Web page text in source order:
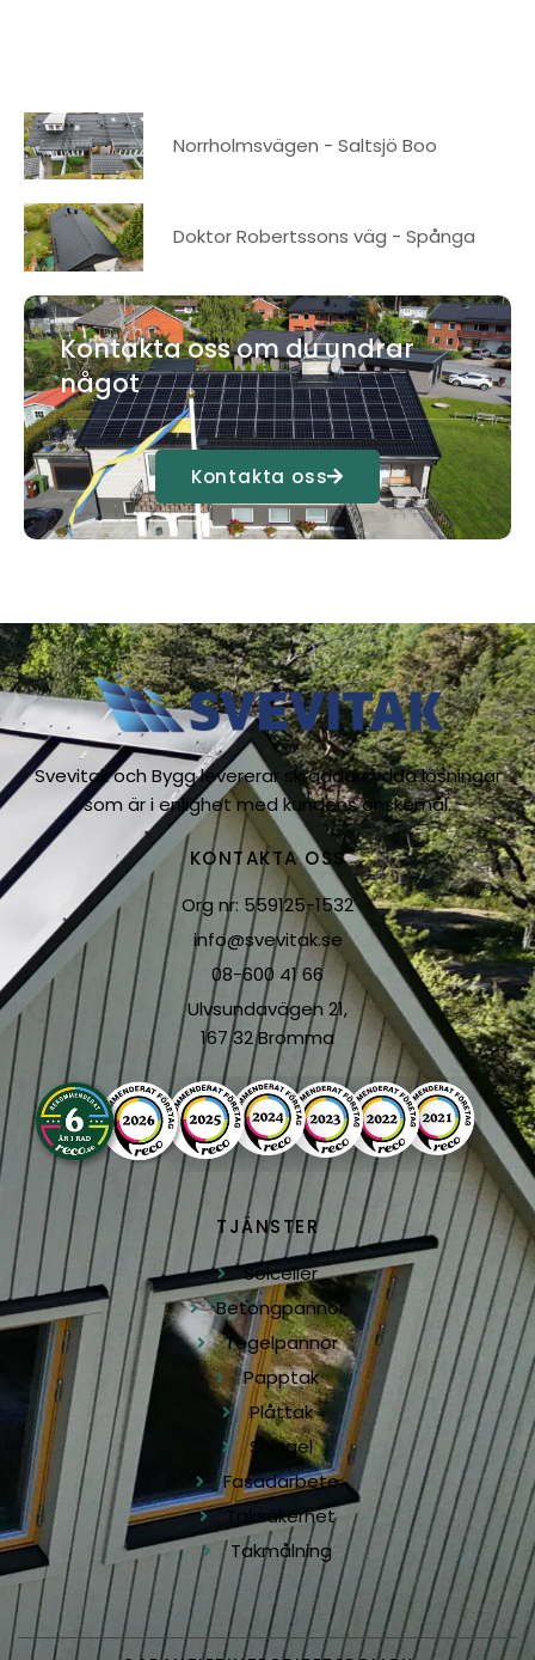
Norrholmsvägen - Saltsjö Boo
Doktor Robertssons väg - Spånga
Kontakta oss om du undrar
något
Kontakta oss
Svevitak och Bygg levererar skräddarsydda lösningar
som är i enlighet med kundens önskemål.
KONTAKTA OSS
Org nr: 559125-1532
info@svevitak.se
08-600 41 66
Ulvsundavägen 21,
167 32 Bromma
TJÄNSTER
Solceller
Betongpannor
Tegelpannor
Papptak
Plåttak
Shingel
Fasadarbete
Taksäkerhet
Takmålning